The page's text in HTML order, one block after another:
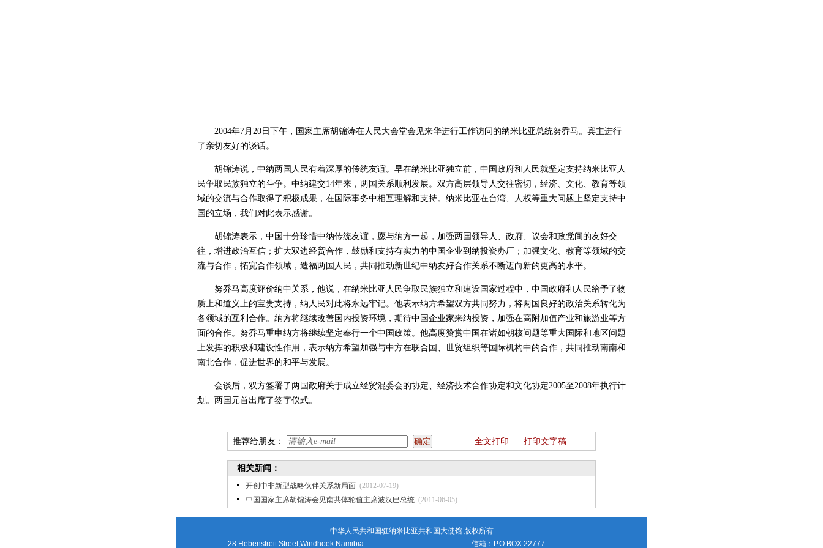
2004年7月 20 日下午，国家主席胡锦涛在人民大会堂会见来华进行工作访问的纳米比亚总统努乔马。宾主进行
了亲切友好的谈话。
胡锦涛说，中纳两国人民有着深厚的传统友谊。早在纳米比亚独立前，中国政府和人民就坚定支持纳米比亚人
民争取民族独立的斗争。中纳建交14年来，两国关系顺利发展。双方高层领导人交往密切，经济、文化、教育等领
域的交流与合作取得了积极成果，在国际事务中相互理解和支持。纳米比亚在台湾、人权等重大问题上坚定支持中
国的立场，我们对此表示感谢。
胡锦涛表示，中国十分珍惜中纳传统友谊，愿与纳方一起，加强两国领导人、政府、议会和政党间的友好交
往，增进政治互信；扩大双边经贸合作，鼓励和支持有实力的中国企业到纳投资办厂；加强文化、教育等领域的交
流与合作，拓宽合作领域，造福两国人民，共同推动新世纪中纳友好合作关系不断迈向新的更高的水平。
努乔马高度评价纳中关系，他说，在纳米比亚人民争取民族独立和建设国家过程中，中国政府和人民给予了物
质上和道义上的宝贵支持，纳人民对此将永远牢记。他表示纳方希望双方共同努力，将两国良好的政治关系转化为
各领域的互利合作。纳方将继续改善国内投资环境，期待中国企业家来纳投资，加强在高附加值产业和旅游业等方
面的合作。努乔马重申纳方将继续坚定奉行一个中国政策。他高度赞赏中国在诸如朝核问题等重大国际和地区问题
上发挥的积极和建设性作用，表示纳方希望加强与中方在联合国、世贸组织等国际机构中的合作，共同推动南南和
南北合作，促进世界的和平与发展。
会谈后，双方签署了两国政府关于成立经贸混委会的协定、经济技术合作协定和文化协定2005至2008年执行计
划。两国元首出席了签字仪式。
推荐给朋友： 全文打印 打印文字稿
相关新闻：
开创中非新型战略伙伴关系新局面 (2012-07-19)
中国国家主席胡锦涛会见南共体轮值主席波汉巴总统 (2011-06-05)
中华人民共和国驻纳米比亚共和国大使馆 版权所有
28 Hebenstreit Street,Windhoek Namibia
信箱：P.O.BOX 22777